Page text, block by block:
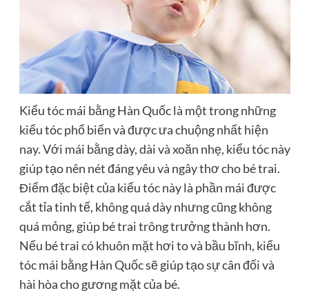
Kiểu tóc mái bằng Hàn Quốc là một trong những
kiểu tóc phổ biến và được ưa chuộng nhất hiện
nay. Với mái bằng dày, dài và xoăn nhẹ, kiểu tóc này
giúp tạo nên nét đáng yêu và ngây thơ cho bé trai.
Điểm đặc biệt của kiểu tóc này là phần mái được
cắt tỉa tinh tế, không quá dày nhưng cũng không
quá mỏng, giúp bé trai trông trưởng thành hơn.
Nếu bé trai có khuôn mặt hơi to và bầu bĩnh, kiểu
tóc mái bằng Hàn Quốc sẽ giúp tạo sự cân đối và
hài hòa cho gương mặt của bé.